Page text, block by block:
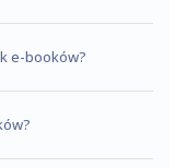
e-booków?